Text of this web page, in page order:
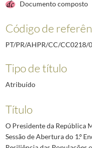
Documento composto
Código de
PT/PR/AHPR/CC/CC0218/
Tipo de título
Atribuído
Título
O Presidente da República
Sessão de Abertura do 1.º